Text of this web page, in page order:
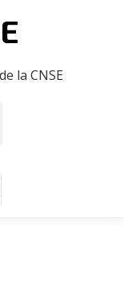
la CNSE